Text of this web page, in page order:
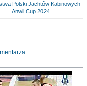
Polski Jachtów Kabinowych
Anwil Cup 2024